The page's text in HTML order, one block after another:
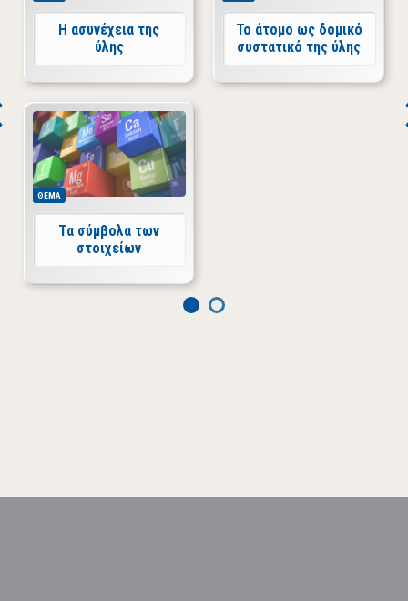
Η ασυνέχεια της
ύλης
Το άτομο ως δομικό
συστατικό της ύλης
ΘΕΜΑ
Τα σύμβολα των
στοιχείων